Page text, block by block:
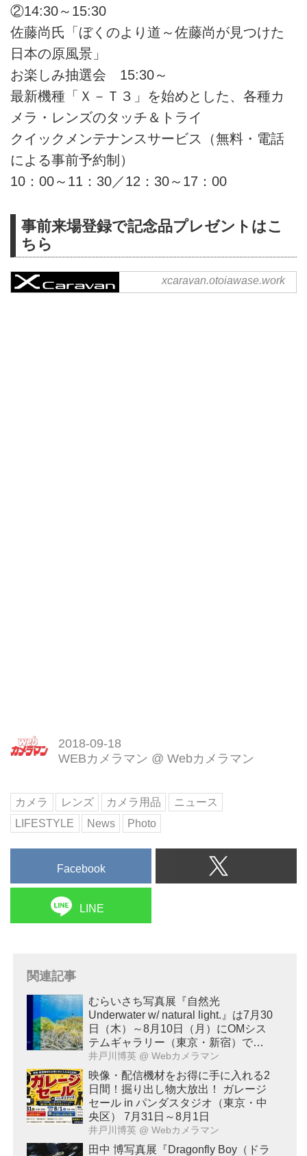
②14:30～15:30
佐藤尚氏「ぼくのより道～佐藤尚が見つけた
日本の原風景」
お楽しみ抽選会 15:30～
最新機種「Ｘ－Ｔ３」を始めとした、各種カ
メラ・レンズのタッチ＆トライ
クイックメンテナンスサービス（無料・電話
による事前予約制）
10：00～11：30／12：30～17：00
事前来場登録で記念品プレゼントはこ
ちら
事前登録フォーム | 富士フイ
xcaravan.otoiawase.work
2018-09-18
WEBカメラマン @ Webカメラマン
カメラ レンズ カメラ用品
ニュース
LIFESTYLE
News Photo
Facebook
LINE
関連記事
むらいさち写真展『自然光
Underwater w/ natural light.』は7月30
日（木）～8月10日（月）にOMシス
テムギャラリー（東京・新宿）で開
催！
井戸川博英 @ Webカメラマン
映像・配信機材をお得に手に入れる2
日間！掘り出し物大放出！ ガレージ
セール in パンダスタジオ（東京・中
央区） 7月31日～8月1日
井戸川博英 @ Webカメラマン
田中 博写真展『Dragonfly Boy（ドラ